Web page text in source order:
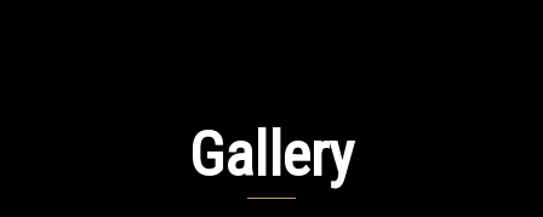
Gallery